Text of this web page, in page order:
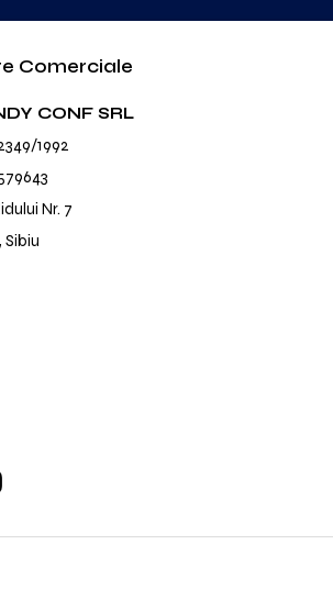
Comerciale
CONF SRL
1992
Nr. 7
Sibiu